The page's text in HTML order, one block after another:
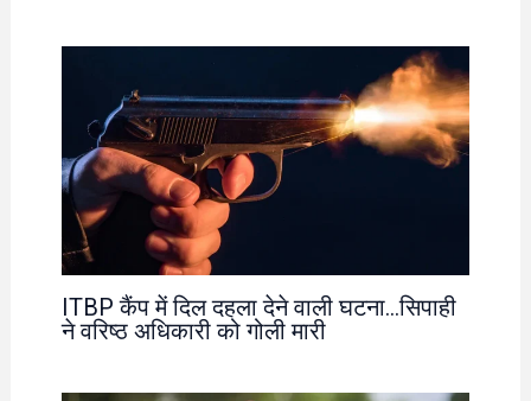
ITBP कैंप में दिल दहला देने वाली घटना…सिपाही
ने वरिष्ठ अधिकारी को गोली मारी